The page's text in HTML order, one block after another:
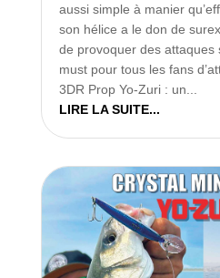
aussi simple à manier
son hélice a le don de
de provoquer des attaques
must pour tous les fans
3DR Prop Yo-Zuri : un...
LIRE LA SUITE...